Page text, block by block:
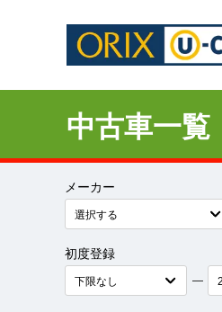
中古車一覧
メーカー
初度登録
―